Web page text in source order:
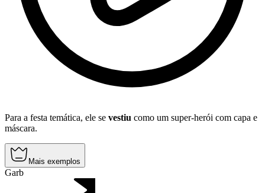
Para a festa temática, ele se vestiu como um super-herói com capa e
máscara.
Mais exemplos
Garb